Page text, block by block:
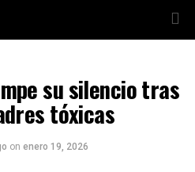
su silencio tras
tóxicas
on enero 19, 2026